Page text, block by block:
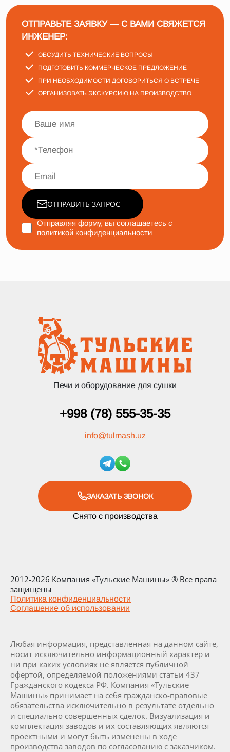
ОТПРАВЬТЕ ЗАЯВКУ — С ВАМИ СВЯЖЕТСЯ
ИНЖЕНЕР:
ОБСУДИТЬ ТЕХНИЧЕСКИЕ ВОПРОСЫ
ПОДГОТОВИТЬ КОММЕРЧЕСКОЕ ПРЕДЛОЖЕНИЕ
ПРИ НЕОБХОДИМОСТИ ДОГОВОРИТЬСЯ О ВСТРЕЧЕ
ОРГАНИЗОВАТЬ ЭКСКУРСИЮ НА ПРОИЗВОДСТВО
ОТПРАВИТЬ ЗАПРОС
Отправляя форму, вы соглашаетесь с
политикой конфиденциальности
Печи и оборудование для сушки
+998 (78) 555-35-35
info@tulmash.uz
ЗАКАЗАТЬ ЗВОНОК
Снято с производства
2012-2026 Компания «Тульские Машины» ® Все права
защищены
Политика конфиденциальности
Соглашение об использовании
Любая информация, представленная на данном сайте,
носит исключительно информационный характер и
ни при каких условиях не является публичной
офертой, определяемой положениями статьи 437
Гражданского кодекса РФ. Компания «Тульские
Машины» принимает на себя гражданско-правовые
обязательства исключительно в результате отдельно
и специально совершенных сделок. Визуализация и
комплектация заводов и их составляющих являются
проектными и могут быть изменены в ходе
производства заводов по согласованию с заказчиком.